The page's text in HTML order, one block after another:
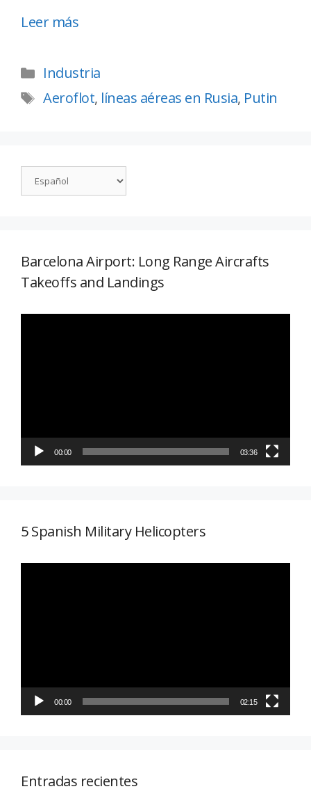
Leer más
Industria
Aeroflot, líneas aéreas en Rusia, Putin
Barcelona Airport: Long Range Aircrafts
Takeoffs and Landings
00:00 03:36
5 Spanish Military Helicopters
00:00 02:15
Entradas recientes